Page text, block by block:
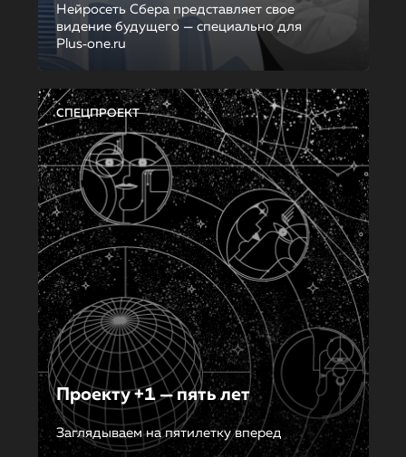
Нейросеть Сбера представляет свое
видение будущего — специально для
Plus‑one.ru
СПЕЦПРОЕКТ
Проекту +1 — пять лет
Заглядываем на пятилетку вперед